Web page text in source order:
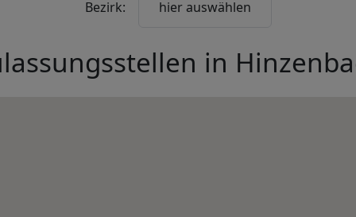
Bezirk: hier auswählen
in